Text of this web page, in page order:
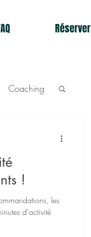
Réserver
Coaching
!
les
d'activité